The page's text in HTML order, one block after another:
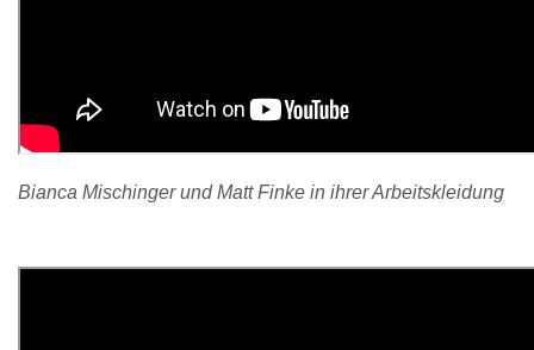
Bianca Mischinger und Matt Finke in ihrer Arbeitskleidung